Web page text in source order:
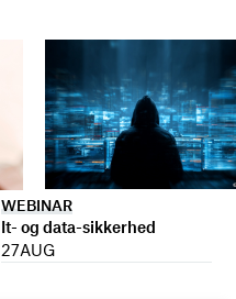
WEBINAR
It- og data-sikkerhed
27AUG